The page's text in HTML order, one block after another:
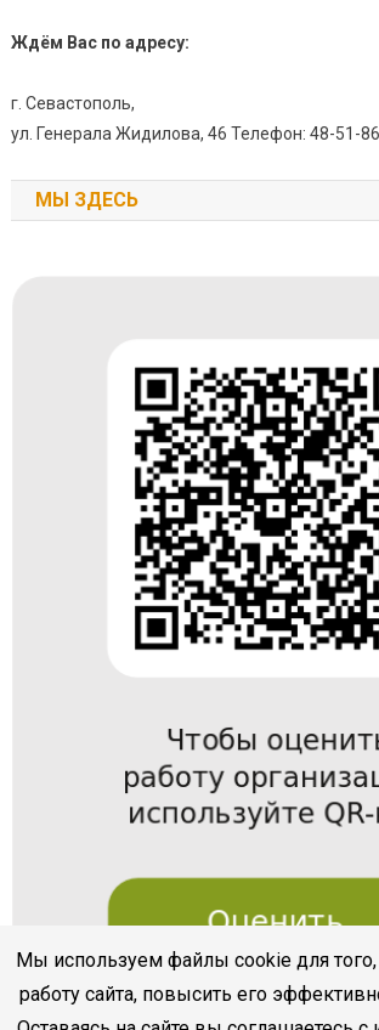
Ждём Вас по адресу:
г. Севастополь,
ул. Генерала Жидилова, 46 Телефон: 48-51-86
МЫ ЗДЕСЬ
Мы используем файлы cookie для
работу сайта, повысить его